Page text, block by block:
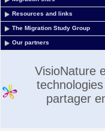
Resources and links
The Migration Study Group
Our partners
VisioNature
partager